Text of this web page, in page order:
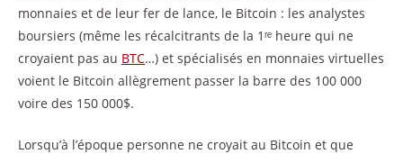
monnaies et de leur fer de lance, le Bitcoin : les analystes
boursiers (même les récalcitrants de la 1ʳᵉ heure qui ne
croyaient pas au BTC…) et spécialisés en monnaies virtuelles
voient le Bitcoin allègrement passer la barre des 100 000
voire des 150 000$.
Lorsqu’à l’époque personne ne croyait au Bitcoin et que